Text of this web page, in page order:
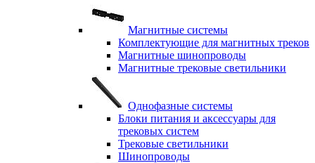
Магнитные системы
Комплектующие для магнитных треков
Магнитные шинопроводы
Магнитные трековые светильники
Однофазные системы
Блоки питания и аксессуары для
трековых систем
Трековые светильники
Шинопроводы